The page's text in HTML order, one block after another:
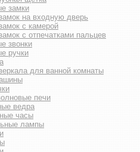
замки
на входную дверь
с камерой
с отпечатками пальцев
звонки
ручки
для ванной комнаты
печи
ведра
часы
лампы